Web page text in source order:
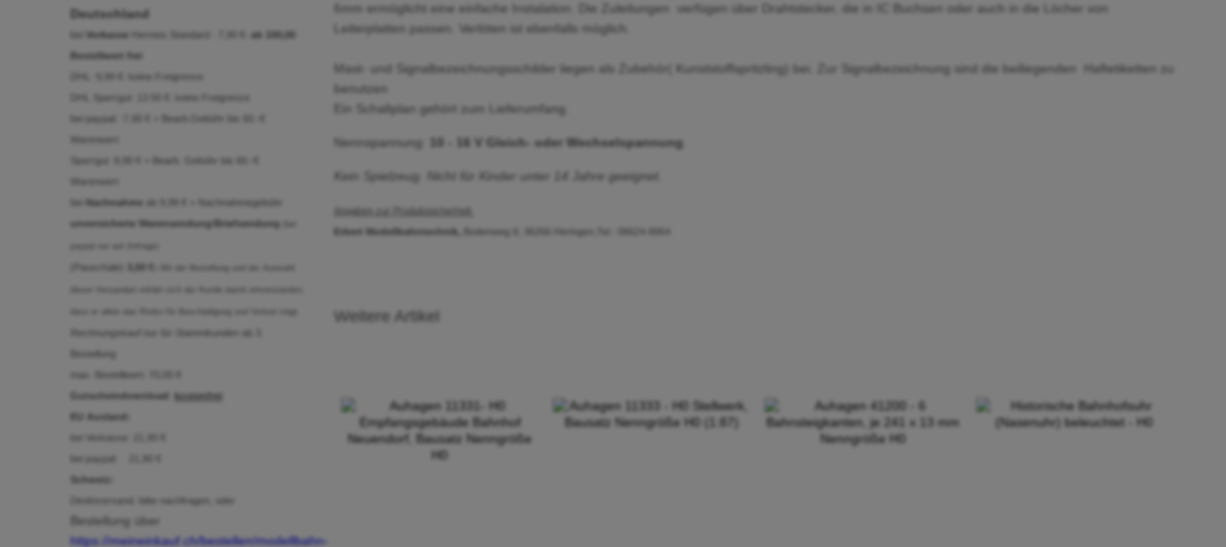
Deutschland
bei Vorkasse Hermes Standard : 7,90 €: ab 100,00
Bestellwert frei
DHL: 9,99 €: keine Freigrenze
DHL Sperrgut: 13.50 €: keine Freigrenze
bei paypal: :7,90 € + Bearb.Gebühr bis 60.-€
Warenwert
Sperrgut :9,90 € + Bearb. Gebühr bis 60.-€
Warenwert
bei
Nachnahme ab 9,99 € + Nachnahmegebühr
unversicherte Warensendung
Briefsendung
(Pauschale) 3,50 €:
Rechnungskauf nur für Stammkunden
ab 3.
Bestellung
max. Bestellwert: 70,00 €
Gutscheindownload
kostenfrei
EU Ausland:
bei Vorkasse: 21,90 €
bei paypal: 21,90 €
Schweiz:
Direktversand: bitte nachfragen, oder
Bestellung über
https://meineinkauf.ch/bestellen/modellbahn-
6mm ermöglicht eine einfache Instalation. Die Zuleitungen verfügen über Drahtstecker, die in IC Buchsen oder auch in die Löcher von
Leiterplatten passen. Verlöten ist ebenfalls möglich.
Mast- und Signalbezeichnungsschilder liegen als Zubehör( Kunststoffspritzling) bei. Zur Signalbezeichnung sind die beiliegenden Haftetiketten zu
benutzen
Ein Schaltplan gehört zum Lieferumfang.
Nennspannung: 10 - 16 V Gleich- oder Wechselspannung
Kein Spielzeug. Nicht für Kinder unter 14 Jahre geeignet.
Angaben zur Produktsicherheit:
Erbert Modellbahntechnik,
Bodenweg 9, 36266 Heringen,Tel.: 06624-8954
Weitere Artikel